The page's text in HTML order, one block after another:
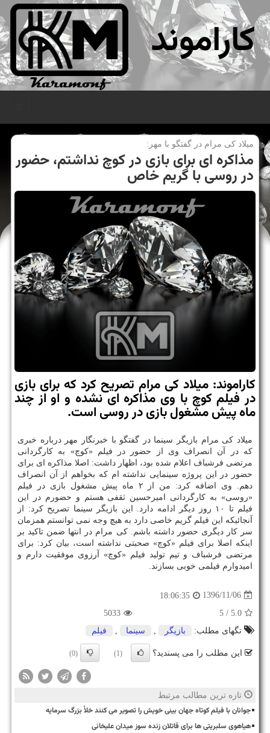
کاراموند
میلاد كی مرام در گفتگو با مهر:
مذاكره ای برای بازی در كوچ نداشتم، حضور
در روسی با گریم خاص
كاراموند: میلاد كی مرام تصریح كرد كه برای بازی
در فیلم كوچ با وی مذاكره ای نشده و او از چند
ماه پیش مشغول بازی در روسی است.
میلاد كی مرام بازیگر سینما در گفتگو با خبرنگار مهر درباره خبری
كه در آن انصراف وی از حضور در فیلم «كوچ» به كارگردانی
مرتضی فرشباف اعلام شده بود، اظهار داشت: اصلا مذاكره ای برای
حضور در این پروژه سینمایی نداشته ام كه بخواهم از آن انصراف
دهم. وی اضافه كرد: من از ۲ ماه پیش مشغول بازی در فیلم
«روسی» به كارگردانی امیرحسین ثقفی هستم و حضورم در این
فیلم تا ۱۰ روز دیگر ادامه دارد. این بازیگر سینما تصریح كرد: از
آنجائیكه این فیلم گریم خاصی دارد به هیچ وجه نمی توانستم همزمان
سر كار دیگری حضور داشته باشم. كی مرام در انتها ضمن تاكید بر
اینكه اصلا برای فیلم «كوچ» صحبتی نداشته است، بیان كرد: برای
مرتضی فرشباف و تیم تولید فیلم «كوچ» آرزوی موفقیت دارم و
امیدوارم فیلمی خوبی بسازند.
1396/11/06
18:06:35
5.0
/ 5
5033
تگهای مطلب:
بازیگر , سینما , فیلم
این مطلب را می پسندید؟ (1)
(0)
تازه ترین مطالب مرتبط
جوانان با فیلم کوتاه جهان بینی خویش را تصویر می کنند خلأ بزرگ سرمایه
هیاهوی سلبریتی ها برای قاتلان زنده سوز میدان علیخانی